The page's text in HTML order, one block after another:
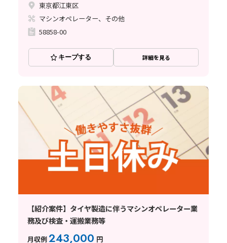
東京都江東区
マシンオペレーター、その他
58858-00
キープする 詳細を見る
【紹介案件】タイヤ製造に伴うマシンオペレーター業
務及び検査・運搬業務等
月収例243,000 円